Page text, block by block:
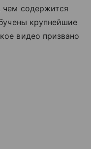
чем содержится
крупнейшие
видео призвано